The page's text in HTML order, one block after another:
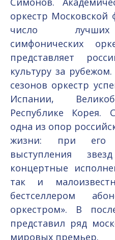
оркестр
число лучших
симфонических
представляет
культуру за
сезонов оркестр
Испании,
Республике Корея.
одна из опор
жизни: при его
выступления
концертные
так и
бестселлером
оркестром». В
представил ряд
мировых премьер.